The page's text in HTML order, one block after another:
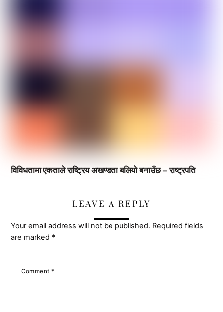
विविधतामा एकताले राष्ट्रिय अखण्डता बलियो बनाउँछ – राष्ट्रपति
LEAVE A REPLY
Your email address will not be published. Required fields
are marked *
Comment*